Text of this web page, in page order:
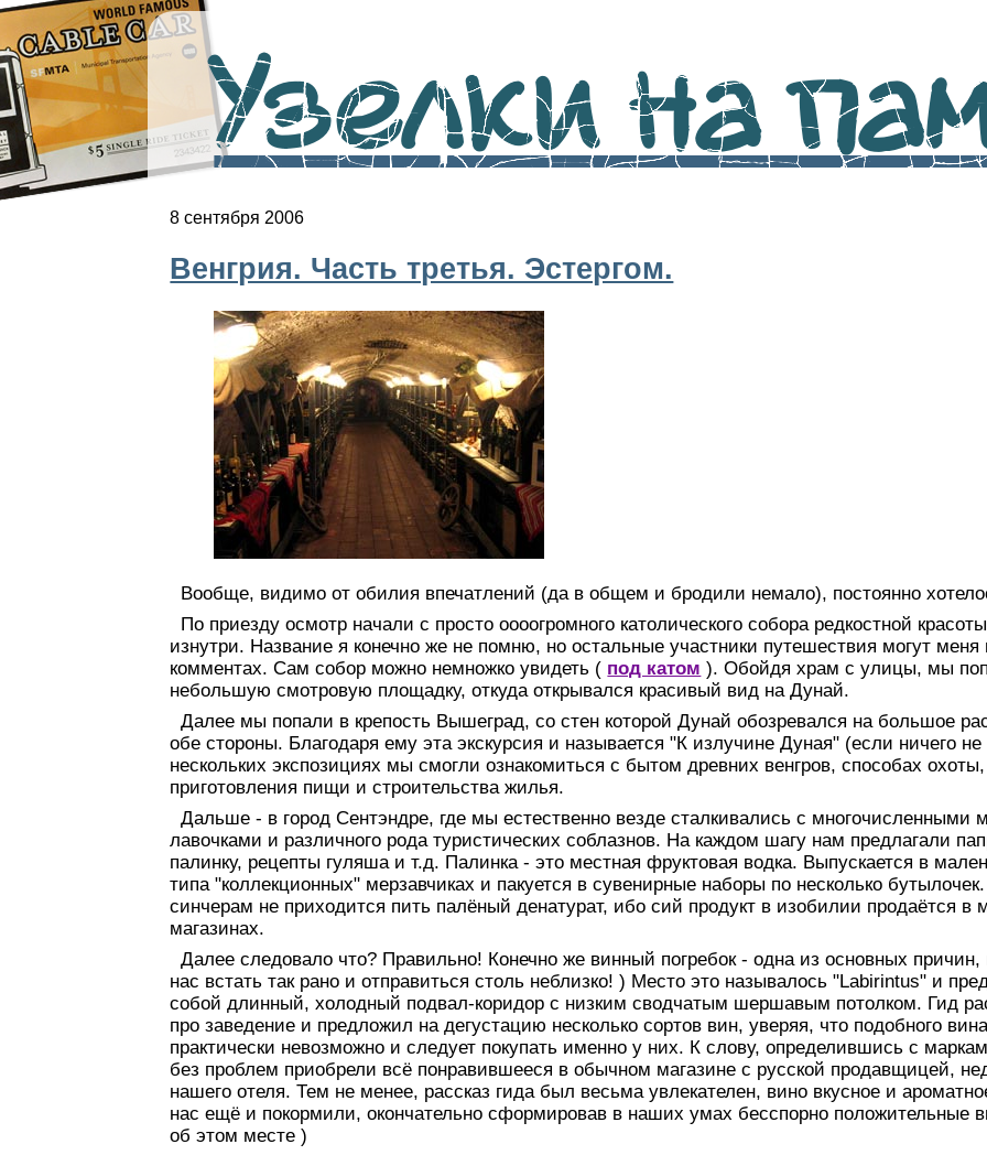
Узелки на
8 сентября 2006
Венгрия. Часть третья. Эстергом.
Вообще, видимо от обилия впечатлений (да в общем и бродили немало), постоянно
По приезду осмотр начали с просто оооогромного католического собора редкостной
изнутри. Название я конечно же не помню, но остальные участники путешествия могут меня
комментах. Сам собор можно немножко увидеть ( под катом ). Обойдя храм с улицы, мы
небольшую смотровую площадку, откуда открывался красивый вид на Дунай.
Далее мы попали в крепость Вышеград, со стен которой Дунай обозревался на большое
обе стороны. Благодаря ему эта экскурсия и называется "К излучине Дуная" (если ничего
нескольких экспозициях мы смогли ознакомиться с бытом древних венгров, способах охоты,
приготовления пищи и строительства жилья.
Дальше - в город Сентэндре, где мы естественно везде сталкивались с многочисленными
лавочками и различного рода туристических соблазнов. На каждом шагу нам предлагали
палинку, рецепты гуляша и т.д. Палинка - это местная фруктовая водка. Выпускается в
типа "коллекционных" мерзавчиках и пакуется в сувенирные наборы по несколько
синчерам не приходится пить палёный денатурат, ибо сий продукт в изобилии продаётся в
магазинах.
Далее следовало что? Правильно! Конечно же винный погребок - одна из основных
нас встать так рано и отправиться столь неблизко! ) Место это называлось "Labirintus" и
собой длинный, холодный подвал-коридор с низким сводчатым шершавым потолком. Гид
про заведение и предложил на дегустацию несколько сортов вин, уверяя, что подобного
практически невозможно и следует покупать именно у них. К слову, определившись с
без проблем приобрели всё понравившееся в обычном магазине с русской продавщицей,
нашего отеля. Тем не менее, рассказ гида был весьма увлекателен, вино вкусное и
нас ещё и покормили, окончательно сформировав в наших умах бесспорно положительные
об этом месте )